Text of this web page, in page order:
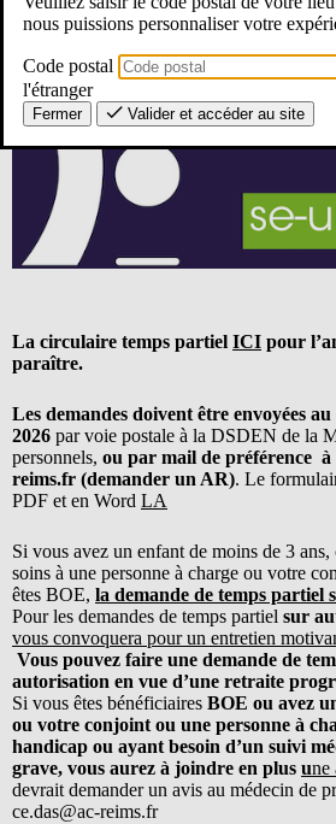
La circulaire temps partiel ICI pour
paraître.
Les demandes doivent être envoyées
2026 par voie postale à la DSDEN de la
personnels, ou par mail de préférence à
reims.fr (demander un AR). Le
PDF et en Word LA
Si vous avez un enfant de moins de 3
soins à une personne à charge ou votre
êtes BOE, la demande de temps partiel
Pour les demandes de temps partiel sur
vous convoquera pour un entretien
Vous pouvez faire une demande de
autorisation en vue d’une retraite
Si vous êtes bénéficiaires BOE ou avez
ou votre conjoint ou une personne à
handicap ou ayant besoin d’un suivi
grave, vous aurez à joindre en plus une
devrait demander un avis au médecin de
ce.das@ac-reims.fr
nous puissions personnaliser votre
Code postal
l'étranger
Fermer Valider et accéder au site